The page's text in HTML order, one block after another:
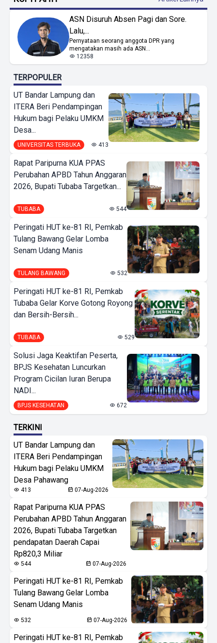
ASN Disuruh Absen Pagi dan Sore.
Lalu,...
Pernyataan seorang anggota DPR yang
mengatakan masih ada ASN...
12358
TERPOPULER
UT Bandar Lampung dan
ITERA Beri Pendampingan
Hukum bagi Pelaku UMKM
Desa...
UNIVERSITAS TERBUKA 413
Rapat Paripurna KUA PPAS
Perubahan APBD Tahun Anggaran
2026, Bupati Tubaba Targetkan...
TUBABA 544
Peringati HUT ke-81 RI, Pemkab
Tulang Bawang Gelar Lomba
Senam Udang Manis
TULANG BAWANG 532
Peringati HUT ke-81 RI, Pemkab
Tubaba Gelar Korve Gotong Royong
dan Bersih-Bersih...
TUBABA 529
Solusi Jaga Keaktifan Peserta,
BPJS Kesehatan Luncurkan
Program Cicilan Iuran Berupa
NADI...
BPJS KESEHATAN 672
TERKINI
UT Bandar Lampung dan
ITERA Beri Pendampingan
Hukum bagi Pelaku UMKM
Desa Pahawang
413 07-Aug-2026
Rapat Paripurna KUA PPAS
Perubahan APBD Tahun Anggaran
2026, Bupati Tubaba Targetkan
pendapatan Daerah Capai
Rp820,3 Miliar
544 07-Aug-2026
Peringati HUT ke-81 RI, Pemkab
Tulang Bawang Gelar Lomba
Senam Udang Manis
532 07-Aug-2026
Peringati HUT ke-81 RI, Pemkab